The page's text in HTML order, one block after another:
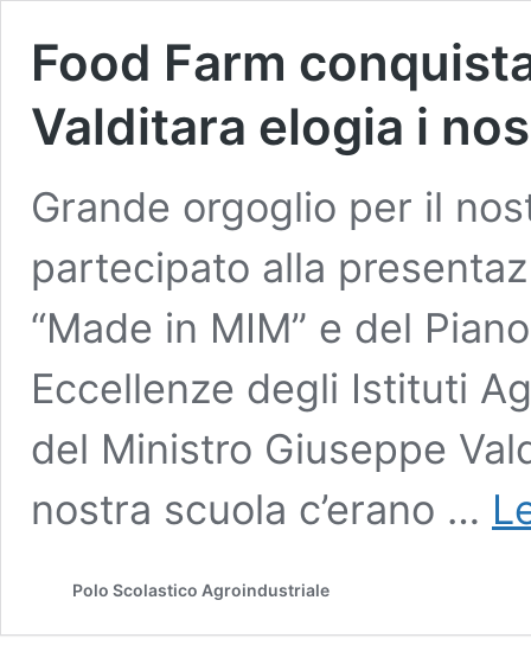
Food Farm
Valditara elogia i
Grande orgoglio per il
partecipato alla
“Made in MIM” e del
Eccellenze degli Istituti
del Ministro Giuseppe
nostra scuola c’erano …
Polo Scolastico Agroindustriale